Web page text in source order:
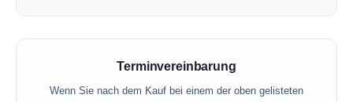
Terminvereinbarung
Wenn Sie nach dem Kauf bei einem der oben gelisteten